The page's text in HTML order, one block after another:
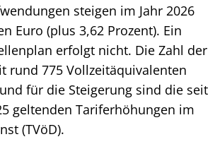
steigen im Jahr 2026
Euro (plus 3,62 Prozent). Ein
erfolgt nicht. Die Zahl der
rund 775 Vollzeitäquivalenten
für die Steigerung sind die seit
geltenden Tariferhöhungen im
(TVöD).